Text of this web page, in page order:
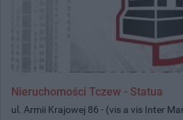
Nieruchomości Tczew - Statua
ul. Armii Krajowej 86 - (vis a vis Inter